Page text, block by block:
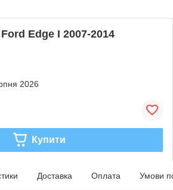
Edge I 2007-2014
2026
Купити
Доставка Оплата Умови